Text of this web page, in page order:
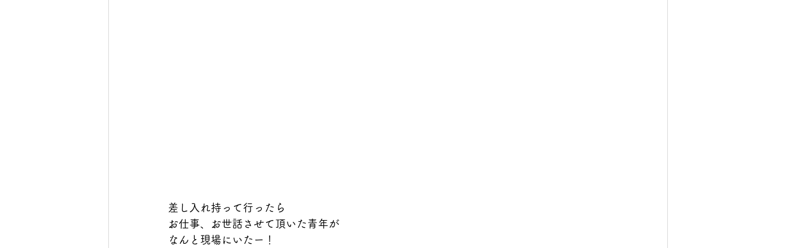
差し入れ持って行ったら
お仕事、お世話させて頂いた青年が
なんと現場にいたー！